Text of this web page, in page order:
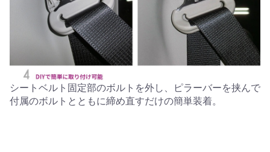
シートベルト固定部のボルトを外し、ピラーバーを挟んで
付属のボルトとともに締め直すだけの簡単装着。